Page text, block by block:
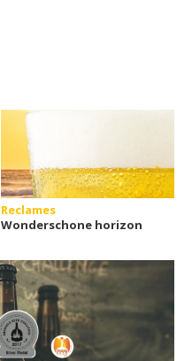
Reclames
Wonderschone horizon